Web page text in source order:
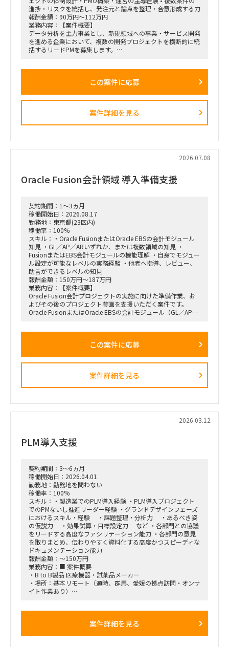
進捗・リスクを統括し、発注元と論点を整理・合意形成する力
報酬金額：90万円～112万円
業務内容：【案件概要】
データ分析を主力事業とし、新規領域への事業・サービス開発
を進める企業において、複数の開発プロジェクトを横断的に統
括するリードPMを募集します。
のの品質管理ではなく、進捗管理・顧客リレーション・期待値
・複数の開発プロジェクトにおける進捗・課題・リスクの横断
管理
・各プロジェクトのPM、テックリードとの連携・マネジメン
・顧客との期待値調整、論点整理、合意形成
・プロジェクト管理プロセスや品質基準の整備・横展開
【プロジェクト体制】
・全社規模：約100名
・1プロジェクトあたり：開発エンジニア数名～十数名
・複数プロジェクトが並行稼働
・マネジメント対象：横断で50～100名規模
・稼働率：週5日／100％を希望
・勤務形態：基本リモート
※必要に応じて打ち合わせあり
・参画時期：2026年7月中を想定
この案件に応募
案件詳細を見る
2026.07.08
Oracle Fusion会計領域 導入準備支援
契約期間：1～3ヵ月
稼働開始日：2026.08.17
勤務地：東京都(23区内)
稼働率：100%
スキル：・Oracle FusionまたはOracle EBSの会計モジュール
知見 ・GL／AP／ARいずれか、または複数領域の知見 ・
FusionまたはEBS会計モジュールの機能理解 ・自身でモジュー
ル設定が可能なレベルの実務経験 ・他者へ指導、レビュー、
助言ができるレベルの知見
報酬金額：150万円～187万円
業務内容：【案件概要】
Oracle Fusion会計プロジェクトの実施に向けた準備作業、お
よびその後のプロジェクト参画を支援いただく案件です。
Oracle FusionまたはOracle EBSの会計モジュール（GL／AP／
会計モジュールの機能を熟知しており、ご自身でモジュール設
す。
・Oracle Fusion会計プロジェクト実施に向けた準備作業
・会計モジュールの機能一覧、機能概要の文書化支援
・ドキュメント作成に関するアドバイス、または実作業
Oracle FusionまたはEBSの会計モジュールに深い知見を持ち、
コンサルティングファーム出身である必要はなく、知見と実務
遂行能力が重視されます。
この案件に応募
案件詳細を見る
2026.03.12
PLM導入支援
契約期間：3～6ヵ月
稼働開始日：2026.04.01
勤務地：勤務地を問わない
稼働率：100%
スキル：・製造業でのPLM導入経験 ・PLM導入プロジェクト
でのPMないし推進リーダー経験 ・グランドデザインフェーズ
におけるスキル・経験 ・課題整理・分析力 ・あるべき姿
の仮説力 ・効果試算・目標設定力 など ・各部門との協議
をリードする高度なファシリテーション能力 ・各部門の意見
を取りまとめ、伝わりやすく資料化する高度かつスピーディな
ドキュメンテーション能力
報酬金額：～150万円
業務内容：■ 案件概要
・B to B製品 医療機器・試薬品メーカー
・場所：基本リモート（適時、群馬、愛媛の拠点訪問・オンサ
イト作業あり）
上記以降もシステム導入（要件定義～）の支援可能あり
案件詳細を見る